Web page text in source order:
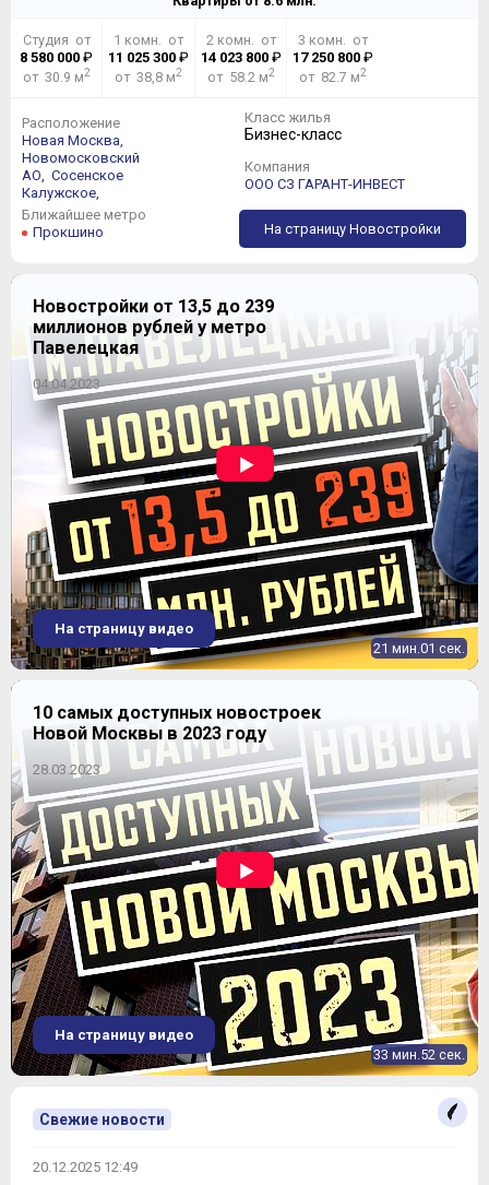
Студия от
8 580 000 ₽
от 30.9 м2
1 комн. от
11 025 300 ₽
от 38,8 м2
2 комн. от
14 023 800₽
от 58.2 м2
3 комн. от
17 250 800 ₽
от 82.7 м2
Расположение
Новая Москва,
Новомосковский
АО, Сосенское
Калужское,
Ближайшее метро
Прокшино
Класс жилья
Бизнес-класс
Компания
ООО СЗ ГАРАНТ-ИНВЕСТ
На страницу Новостройки
Новостройки от 13,5 до 239
миллионов рублей у метро
Павелецкая
04.04.2023
21 мин.01 сек.
На страницу видео
10 самых доступных новостроек
Новой Москвы в 2023 году
28.03.2023
33 мин.52 сек.
На страницу видео
Свежие новости
20.12.2025 12:49